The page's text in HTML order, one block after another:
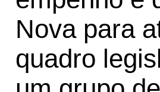
Nova para
quadro